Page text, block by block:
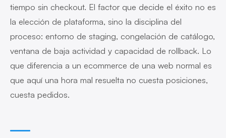
tiempo sin checkout. El factor que decide el éxito no es
la elección de plataforma, sino la disciplina del
proceso: entorno de staging, congelación de catálogo,
ventana de baja actividad y capacidad de rollback. Lo
que diferencia a un ecommerce de una web normal es
que aquí una hora mal resuelta no cuesta posiciones,
cuesta pedidos.